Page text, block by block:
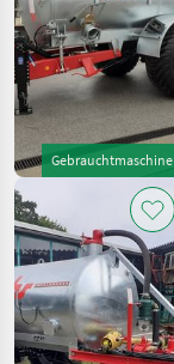
Gebrauchtmaschine